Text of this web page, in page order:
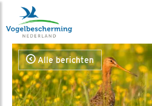
Alle berichten